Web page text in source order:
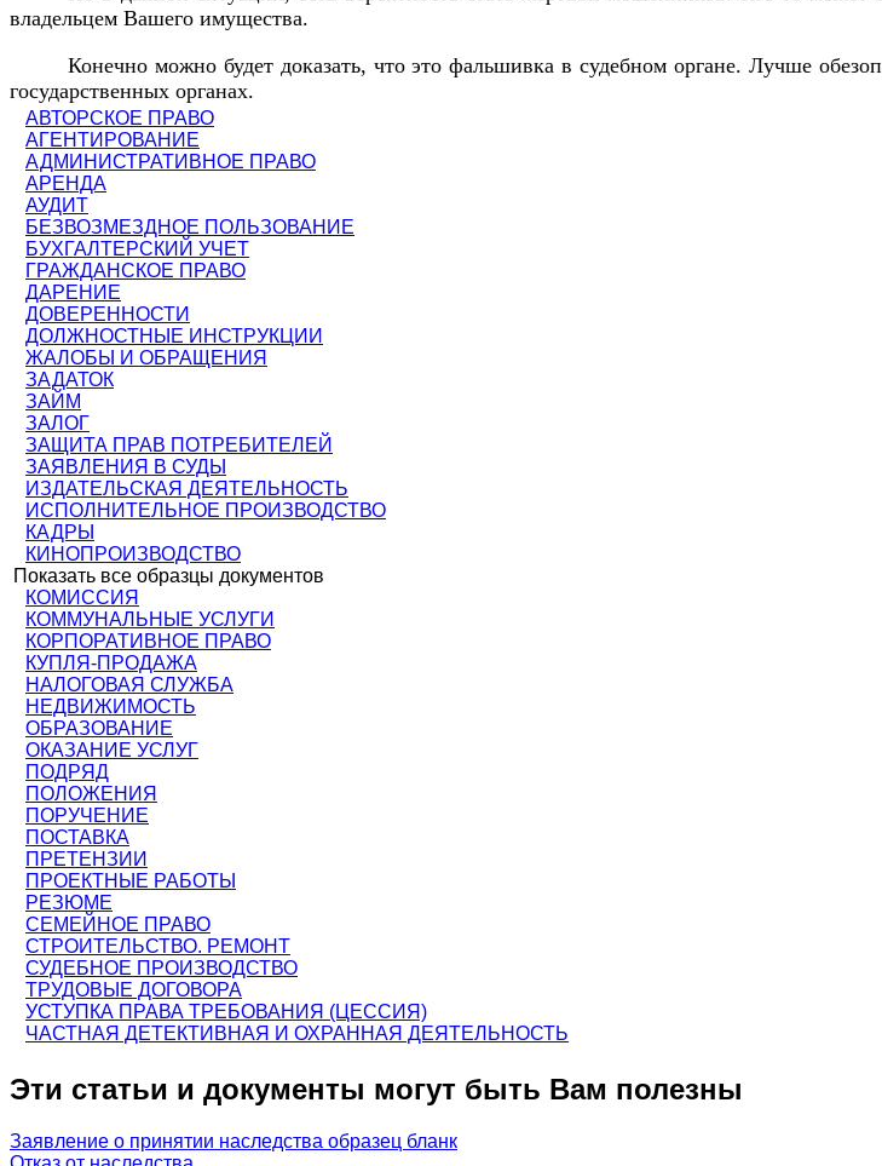
владельцем Вашего имущества.
Конечно можно будет доказать, что это фальшивка в судебном органе. Лучше
государственных органах.
АВТОРСКОЕ ПРАВО
АГЕНТИРОВАНИЕ
АДМИНИСТРАТИВНОЕ ПРАВО
АРЕНДА
АУДИТ
БЕЗВОЗМЕЗДНОЕ ПОЛЬЗОВАНИЕ
БУХГАЛТЕРСКИЙ УЧЕТ
ГРАЖДАНСКОЕ ПРАВО
ДАРЕНИЕ
ДОВЕРЕННОСТИ
ДОЛЖНОСТНЫЕ ИНСТРУКЦИИ
ЖАЛОБЫ И ОБРАЩЕНИЯ
ЗАДАТОК
ЗАЙМ
ЗАЛОГ
ЗАЩИТА ПРАВ ПОТРЕБИТЕЛЕЙ
ЗАЯВЛЕНИЯ В СУДЫ
ИЗДАТЕЛЬСКАЯ ДЕЯТЕЛЬНОСТЬ
ИСПОЛНИТЕЛЬНОЕ ПРОИЗВОДСТВО
КАДРЫ
КИНОПРОИЗВОДСТВО
Показать все образцы документов
КОМИССИЯ
КОММУНАЛЬНЫЕ УСЛУГИ
КОРПОРАТИВНОЕ ПРАВО
КУПЛЯ-ПРОДАЖА
НАЛОГОВАЯ СЛУЖБА
НЕДВИЖИМОСТЬ
ОБРАЗОВАНИЕ
ОКАЗАНИЕ УСЛУГ
ПОДРЯД
ПОЛОЖЕНИЯ
ПОРУЧЕНИЕ
ПОСТАВКА
ПРЕТЕНЗИИ
ПРОЕКТНЫЕ РАБОТЫ
РЕЗЮМЕ
СЕМЕЙНОЕ ПРАВО
СТРОИТЕЛЬСТВО. РЕМОНТ
СУДЕБНОЕ ПРОИЗВОДСТВО
ТРУДОВЫЕ ДОГОВОРА
УСТУПКА ПРАВА ТРЕБОВАНИЯ (ЦЕССИЯ)
ЧАСТНАЯ ДЕТЕКТИВНАЯ И ОХРАННАЯ ДЕЯТЕЛЬНОСТЬ
Эти статьи и документы могут быть Вам полезны
Заявление о принятии наследства образец бланк